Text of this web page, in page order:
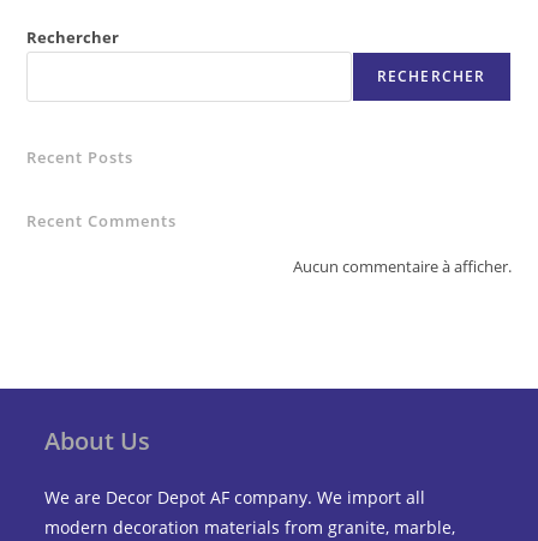
Rechercher
RECHERCHER
Recent Posts
Recent Comments
Aucun commentaire à afficher.
About Us
We are Decor Depot AF company. We import all
modern decoration materials from granite, marble,